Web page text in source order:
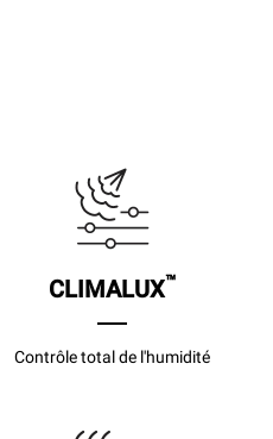
CLIMALUX™
Contrôle total de l'humidité